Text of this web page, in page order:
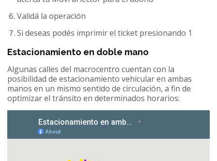
Validá la operación
Si deseas podés imprimir el ticket presionando 1
Estacionamiento en doble mano
Algunas calles del macrocentro cuentan con la
posibilidad de estacionamiento vehicular en ambas
manos en un mismo sentido de circulación, a fin de
optimizar el tránsito en determinados horarios: